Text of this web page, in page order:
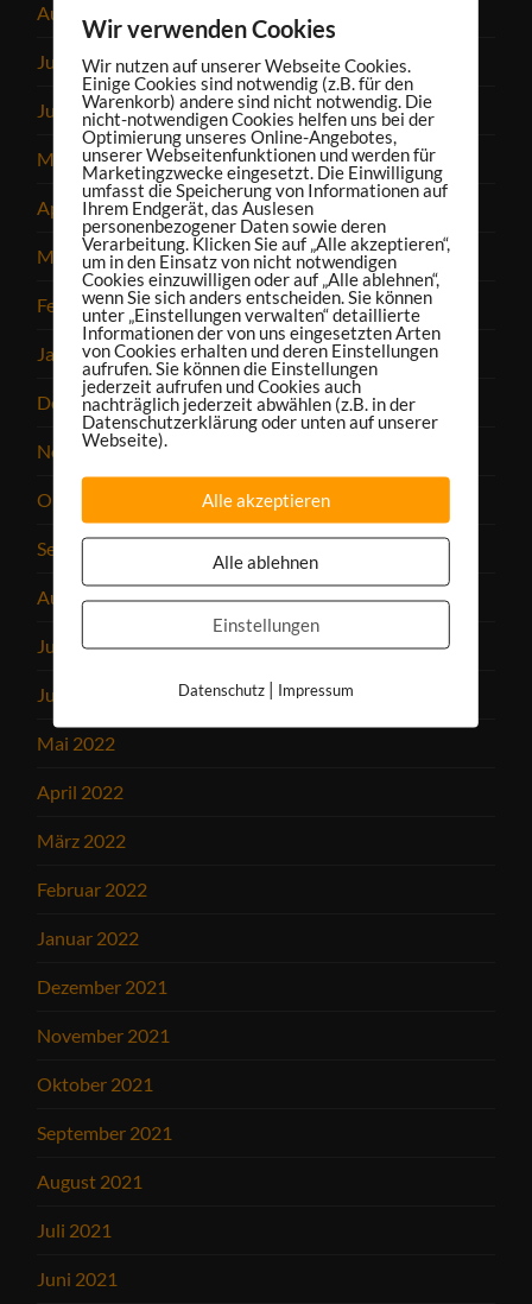
August 2023
Juli 2023
Juni 2023
Mai 2023
April 2023
März 2023
Februar 2023
Januar 2023
Dezember 2022
November 2022
Oktober 2022
September 2022
August 2022
Juli 2022
Juni 2022
Mai 2022
April 2022
März 2022
Februar 2022
Januar 2022
Dezember 2021
November 2021
Oktober 2021
September 2021
August 2021
Juli 2021
Juni 2021
Wir verwenden Cookies
Wir nutzen auf unserer Webseite Cookies.
Einige Cookies sind notwendig (z.B. für den
Warenkorb) andere sind nicht notwendig. Die
nicht-notwendigen Cookies helfen uns bei der
Optimierung unseres Online-Angebotes,
unserer Webseitenfunktionen und werden für
Marketingzwecke eingesetzt. Die Einwilligung
umfasst die Speicherung von Informationen auf
Ihrem Endgerät, das Auslesen
personenbezogener Daten sowie deren
Verarbeitung. Klicken Sie auf „Alle akzeptieren“,
um in den Einsatz von nicht notwendigen
Cookies einzuwilligen oder auf „Alle ablehnen“,
wenn Sie sich anders entscheiden. Sie können
unter „Einstellungen verwalten“ detaillierte
Informationen der von uns eingesetzten Arten
von Cookies erhalten und deren Einstellungen
aufrufen. Sie können die Einstellungen
jederzeit aufrufen und Cookies auch
nachträglich jederzeit abwählen (z.B. in der
Datenschutzerklärung oder unten auf unserer
Webseite).
Alle akzeptieren
Alle ablehnen
Einstellungen
Datenschutz| Impressum